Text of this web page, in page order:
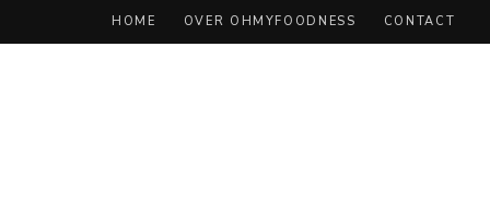
HOME OVER OHMYFOODNESS CONTACT